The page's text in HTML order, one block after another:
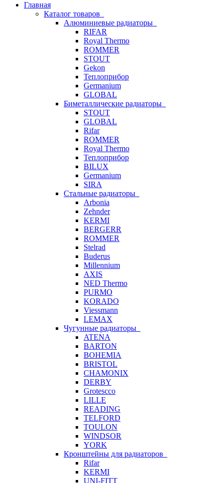
Главная
Каталог товаров
Алюминиевые радиаторы
RIFAR
Royal Thermo
ROMMER
STOUT
Gekon
Теплоприбор
Germanium
GLOBAL
Биметаллические радиаторы
STOUT
GLOBAL
Rifar
ROMMER
Royal Thermo
Теплоприбор
BILUX
Germanium
SIRA
Стальные радиаторы
Arbonia
Zehnder
KERMI
BERGERR
ROMMER
Stelrad
Buderus
Millennium
AXIS
NED Thermo
PURMO
KORADO
Viessmann
LEMAX
Чугунные радиаторы
ATENA
BARTON
BOHEMIA
BRISTOL
CHAMONIX
DERBY
Grotescco
LILLE
READING
TELFORD
TOULON
WINDSOR
YORK
Кронштейны для радиаторов
Rifar
KERMI
UNI-FITT